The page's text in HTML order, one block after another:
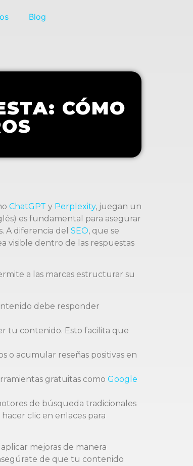
Blog
CÓMO
ChatGPT y Perplexity, juegan un
es fundamental para asegurar
A diferencia del SEO, que se
visible dentro de las respuestas
a las marcas estructurar su
debe responder
tu contenido. Esto facilita que
o acumular reseñas positivas en
gratuitas como Google
de búsqueda tradicionales
clic en enlaces para
mejoras de manera
de que tu contenido